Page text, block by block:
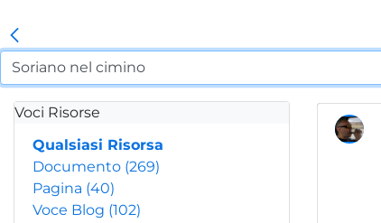
Voci Risorse
Qualsiasi Risorsa
Documento (269)
Pagina (40)
Voce Blog (102)